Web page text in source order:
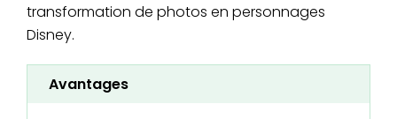
transformation de photos en personnages
Disney.
Avantages